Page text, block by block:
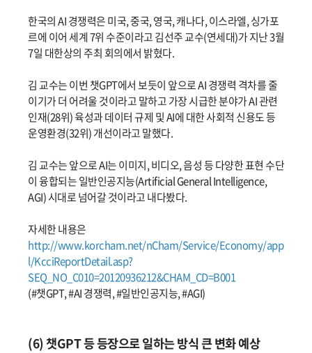
한국의 AI 경쟁력은 미국, 중국, 영국, 캐나다, 이스라엘, 싱가포
르에 이어 세계 7위 수준이라고 김선주 교수(연세대)가 지난 3월
7일 대한상의 주최 회의에서 밝혔다.
김 교수는 이번 챗GPT에서 보듯이 앞으로 AI 경쟁력 격차를 줄
이기가 더 어려울 것이라고 말하고 가장 시급한 분야가 AI 관련
인재(28위) 육성과 데이터 규제 및 AI에 대한 사회적 신용도 등
운영환경(32위) 개선이라고 말했다.
김 교수는 앞으로 AI는 이미지, 비디오, 음성 등 다양한 표현 수단
이 융합되는 일반인공지능(Artificial General Intelligence,
AGI) 시대로 넘어갈 것이라고 내다봤다.
자세한 내용은
http://www.korcham.net/nCham/Service/Economy/app
l/KcciReportDetail.asp?
SEQ_NO_C010=20120936212&CHAM_CD=B001
(#챗GPT, #AI 경쟁력, #일반인공지능, #AGI)
(6) 챗GPT 등 등장으로 일하는 방식 큰 변화 예상